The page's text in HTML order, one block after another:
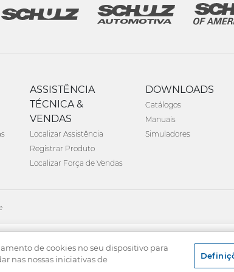
ASSISTÊNCIA
TÉCNICA &
VENDAS
Localizar Assistência
Registrar Produto
Localizar Força de Vendas
DOWNLOADS
Catálogos
Manuais
Simuladores
de cookies no seu dispositivo para
nas nossas iniciativas de